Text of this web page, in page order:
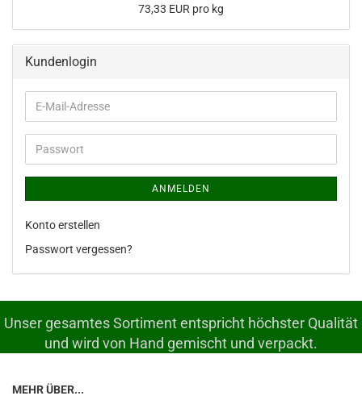
73,33 EUR pro kg
Kundenlogin
E-
Mail-
Adresse
Passwort
ANMELDEN
Konto erstellen
Passwort vergessen?
Unser gesamtes Sortiment entspricht höchster Qualität
und wird von Hand gemischt und verpackt.
MEHR ÜBER...